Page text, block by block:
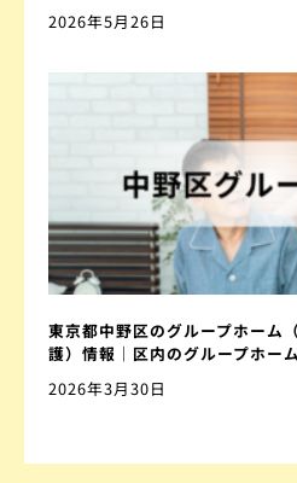
2026年5月26日
東京都中野区のグループホーム
護）情報｜区内のグループホー
2026年3月30日